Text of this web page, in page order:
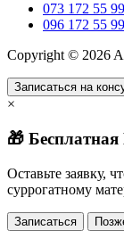
073 172 55 99
096 172 55
Copyright © 2026
Записаться на
×
🎁
Оставьте заявку,
суррогатному
Записаться